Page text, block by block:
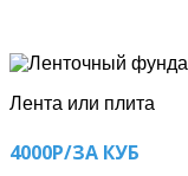
Лента или плита
4000Р/ЗА КУБ